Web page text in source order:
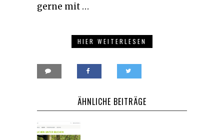
gerne mit …
HIER WEITERLESEN
ÄHNLICHE BEITRÄGE